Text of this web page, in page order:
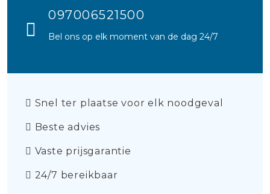
097006521500
Bel ons op elk moment van de dag 24/7
Snel ter plaatse voor elk noodgeval
Beste advies
Vaste prijsgarantie
24/7 bereikbaar